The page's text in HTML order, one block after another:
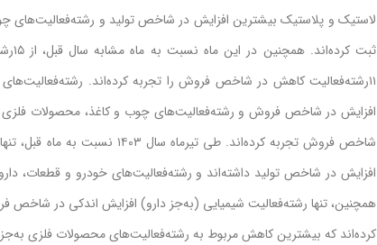
لاستیک‌‌‌ و پلاستیک‌‌‌ بیشترین‌‌‌ افزایش‌‌‌ در شاخص‌‌‌ تولید و
١١رشته‌‌‌فعالیت‌‌‌ کاهش‌‌‌ در شاخص‌‌‌ فروش را تجربه‌‌‌ کرده‌اند.
افزایش‌‌‌ در شاخص‌‌‌ فروش و رشته‌‌‌فعالیت‌‌‌های‌‌‌ چوب و کاغذ، محصولات فلزی‌‌‌
شاخص‌‌‌ فروش تجربه‌‌‌ کرده‌اند. طی‌‌‌
افزایش‌‌‌ در شاخص‌‌‌ تولید داشته‌‌‌اند و رشته‌‌‌فعالیت‌‌‌های‌‌‌ خودرو و قطعات،
همچنین‌‌‌، تنها رشته‌‌‌فعالیت‌‌‌ شیمیایی‌‌‌ (به‌‌‌جز دارو) افزایش‌‌‌ اندکی‌‌‌ در
کرده‌اند که‌‌‌ بیشترین‌‌‌ کاهش‌‌‌ مربوط به‌‌‌ رشته‌‌‌فعالیت‌‌‌های‌‌‌ محصولات فلزی‌‌‌